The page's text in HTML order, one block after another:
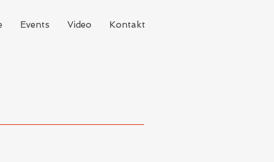
Events Video Kontakt